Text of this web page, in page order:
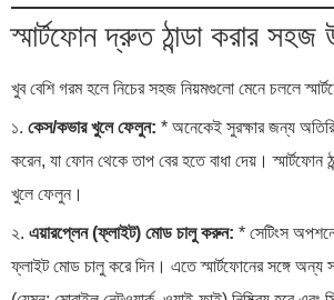
স্মার্টফোন দ্রুত ঠান্ডা করার সহজ
খুব বেশি গরম হলে নিচের সহজ নিয়মগুলো মেনে চললে
১. কেস/কভার খুলে ফেলুন: * অনেকেই সুরক্ষার জন্য
করেন, যা ফোন থেকে তাপ বের হতে বাধা দেয়।
খুলে ফেলুন।
২. এয়ারপ্লেন (ফ্লাইট) মোড চালু করুন: * সেটিংস
ফ্লাইট মোড চালু করে দিন। এতে স্মার্টফোনের সঙ্গে অন্য